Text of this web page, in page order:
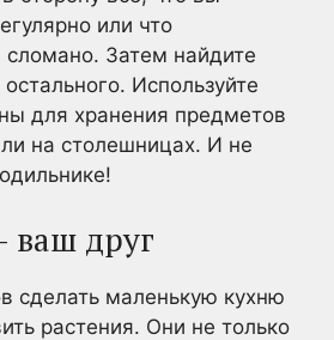
или что
Затем найдите
Используйте
для хранения предметов
на столешницах. И не
ваш друг
сделать маленькую кухню
растения. Они не только